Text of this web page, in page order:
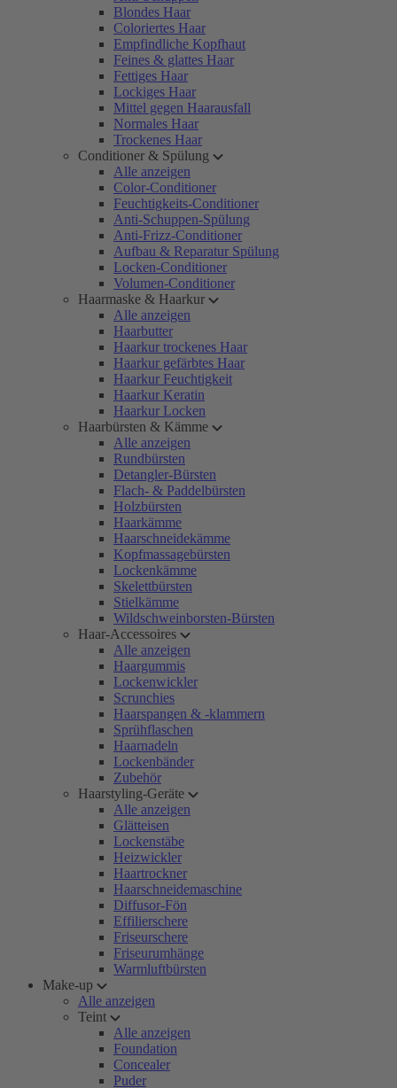
Blondes Haar
Coloriertes Haar
Empfindliche Kopfhaut
Feines & glattes Haar
Fettiges Haar
Lockiges Haar
Mittel gegen Haarausfall
Normales Haar
Trockenes Haar
Conditioner & Spülung
Alle anzeigen
Color-Conditioner
Feuchtigkeits-Conditioner
Anti-Schuppen-Spülung
Anti-Frizz-Conditioner
Aufbau & Reparatur Spülung
Locken-Conditioner
Volumen-Conditioner
Haarmaske & Haarkur
Alle anzeigen
Haarbutter
Haarkur trockenes Haar
Haarkur gefärbtes Haar
Haarkur Feuchtigkeit
Haarkur Keratin
Haarkur Locken
Haarbürsten & Kämme
Alle anzeigen
Rundbürsten
Detangler-Bürsten
Flach- & Paddelbürsten
Holzbürsten
Haarkämme
Haarschneidekämme
Kopfmassagebürsten
Lockenkämme
Skelettbürsten
Stielkämme
Wildschweinborsten-Bürsten
Haar-Accessoires
Alle anzeigen
Haargummis
Lockenwickler
Scrunchies
Haarspangen & -klammern
Sprühflaschen
Haarnadeln
Lockenbänder
Zubehör
Haarstyling-Geräte
Alle anzeigen
Glätteisen
Lockenstäbe
Heizwickler
Haartrockner
Haarschneidemaschine
Diffusor-Fön
Effilierschere
Friseurschere
Friseurumhänge
Warmluftbürsten
Make-up
Alle anzeigen
Teint
Alle anzeigen
Foundation
Concealer
Puder